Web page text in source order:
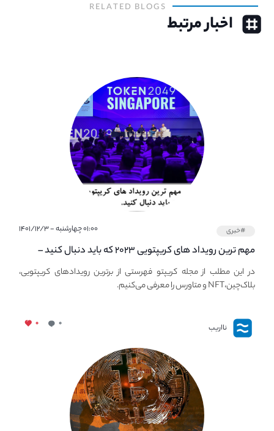
RELATED BLOGS
اخبار مرتبط
#خبری ۰۱:۰۰ چهارشنبه - ۱۴۰۱/۱۲/۳
مهم ترین رویداد های کریپتویی ۲۰۲۳ که باید دنبال کنید –
معرفی بهترین رویداد های جهانی
در این مطلب از مجله کریپتو فهرستی از برترین رویدادهای کریپتویی،
بلاک‌چین،NFT و متاورس را معرفی می‌کنیم.
نااریب ۰ ۰